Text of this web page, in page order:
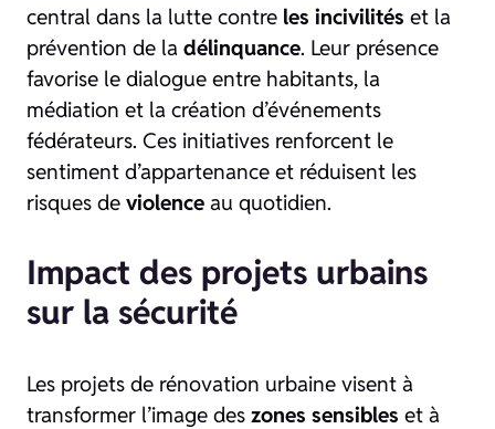
central dans la lutte contre les incivilités et la
prévention de la délinquance. Leur présence
favorise le dialogue entre habitants, la
médiation et la création d’événements
fédérateurs. Ces initiatives renforcent le
sentiment d’appartenance et réduisent les
risques de violence au quotidien.
Impact des projets urbains
sur la sécurité
Les projets de rénovation urbaine visent à
transformer l’image des zones sensibles et à